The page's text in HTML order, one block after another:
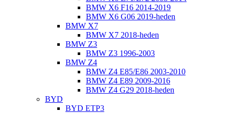
BMW X6 F16 2014-2019
BMW X6 G06 2019-heden
BMW X7
BMW X7 2018-heden
BMW Z3
BMW Z3 1996-2003
BMW Z4
BMW Z4 E85/E86 2003-2010
BMW Z4 E89 2009-2016
BMW Z4 G29 2018-heden
BYD
BYD ETP3